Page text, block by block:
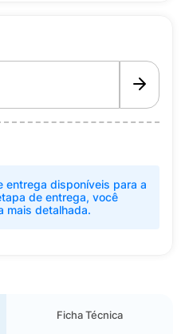
entrega disponíveis para a
de entrega, você
mais detalhada.
Ficha Técnica